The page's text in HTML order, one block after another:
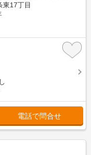
東17丁目
電話で問合せ